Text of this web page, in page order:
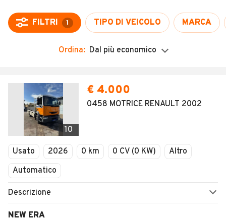
Auto Nuove
Moto
Camper
Veicoli Commerciali
Concessionari
FILTRI 1 TIPO DI VEICOLO MARCA
Ordina: Dal più economico
10
€ 4.000
0458 MOTRICE RENAULT 2002
Usato 2026 0 km 0 CV (0 KW)
Altro
Automatico
Descrizione
NEW ERA